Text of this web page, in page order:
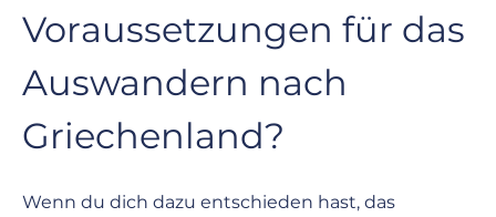
Voraussetzungen für das
Auswandern nach
Griechenland?
Wenn du dich dazu entschieden hast, das